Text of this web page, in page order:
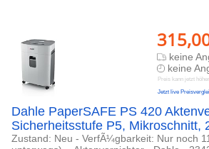
keine
keine
Preis kann jetzt
Jetzt live
Dahle PaperSAFE PS 420
Sicherheitsstufe P5, Mikroschnitt,
Zustand: Neu - VerfÃ¼gbarkeit: Nur noch